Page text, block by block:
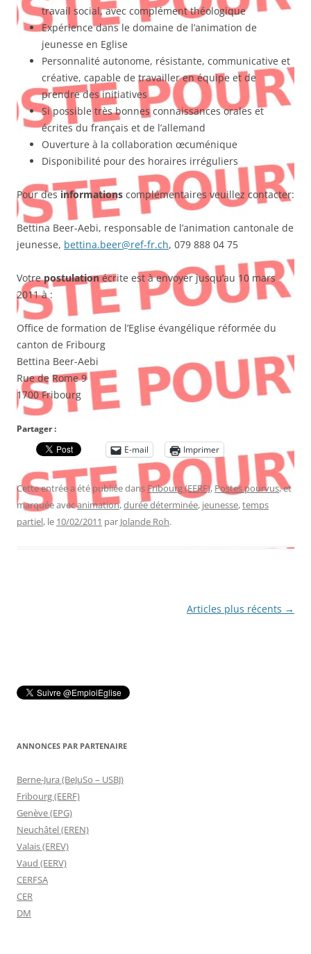
travail social, avec complément théologique
Expérience dans le domaine de l’animation de
jeunesse en Eglise
Personnalité autonome, résistante, communicative et
créative, capable de travailler en équipe et de
prendre des initiatives
Si possible très bonnes connaissances orales et
écrites du français et de l’allemand
Ouverture à la collaboration œcuménique
Disponibilité pour des horaires irréguliers
Pour desinformations complémentaires veuillez contacter:
Bettina Beer-Aebi, responsable de l’animation cantonale de
jeunesse, bettina.beer@ref-fr.ch, 079 888 04 75
Votrepostulationécrite est à envoyer jusqu’au 10 mars
2011 à :
Office de formation de l’Eglise évangélique réformée du
canton de Fribourg
Bettina Beer-Aebi
Rue de Rome 9
1700 Fribourg
Partager :
E-mail
Imprimer
Cette entrée a été publiée dans Fribourg (EERF), Postes pourvus, et
marquée avecanimation,durée déterminée, jeunesse,temps
partiel, le 10/02/2011 par Jolande Roh.
Articles plus récents →
ANNONCES PAR PARTENAIRE
Berne-Jura (BeJuSo – USBJ)
Fribourg (EERF)
Genève (EPG)
Neuchâtel (EREN)
Valais (EREV)
Vaud (EERV)
CERFSA
CER
DM